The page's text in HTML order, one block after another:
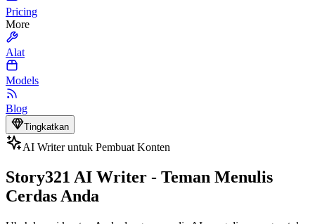
Pricing
More
Alat
Models
Blog
Tingkatkan
AI Writer untuk Pembuat Konten
Story321 AI Writer - Teman Menulis
Cerdas Anda